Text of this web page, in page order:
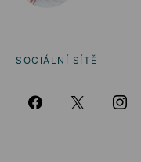
SOCIÁLNÍ SÍTĚ